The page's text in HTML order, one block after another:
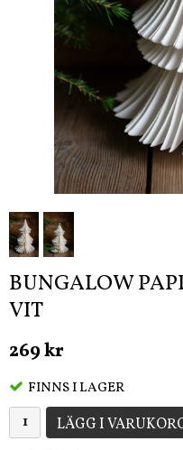
BUNGALOW
VIT
269 kr
FINNS I LAGER
LÄGG I